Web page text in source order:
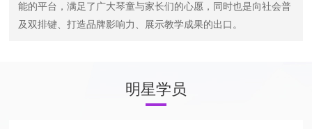
能的平台，满足了广大琴童与家长们的心愿，同时也是向社会普
及双排键、打造品牌影响力、展示教学成果的出口。
明星学员